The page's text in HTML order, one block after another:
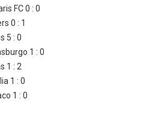
FC 0 : 0
0 : 1
5 : 0
1 : 0
1 : 2
1 : 0
1 : 0